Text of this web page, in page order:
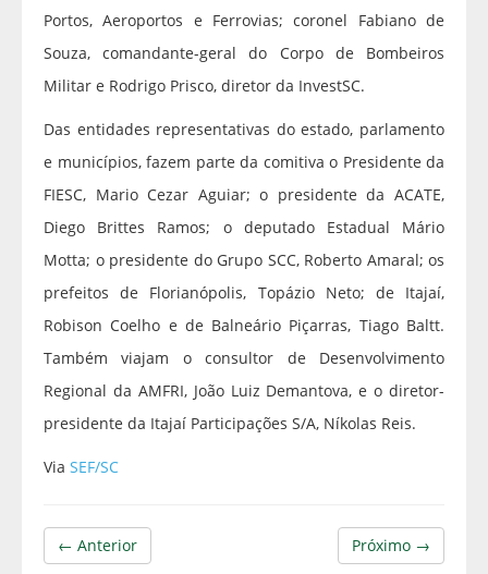
Portos, Aeroportos e Ferrovias; coronel Fabiano de
Souza, comandante-geral do Corpo de Bombeiros
Militar e Rodrigo Prisco, diretor da InvestSC.
Das entidades representativas do estado, parlamento
e municípios, fazem parte da comitiva o Presidente da
FIESC, Mario Cezar Aguiar; o presidente da ACATE,
Diego Brittes Ramos; o deputado Estadual Mário
Motta; o presidente do Grupo SCC, Roberto Amaral; os
prefeitos de Florianópolis, Topázio Neto; de Itajaí,
Robison Coelho e de Balneário Piçarras, Tiago Baltt.
Também viajam o consultor de Desenvolvimento
Regional da AMFRI, João Luiz Demantova, e o diretor-
presidente da Itajaí Participações S/A, Níkolas Reis.
Via SEF/SC
Próximo →
← Anterior